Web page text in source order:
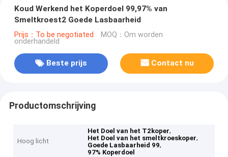
Koud Werkend het Koperdoel 99,97% van
Smeltkroest2 Goede Lasbaarheid
Prijs：To be negotiated MOQ：Om worden
onderhandeld
Beste prijs Contact nu
Productomschrijving
Hoog licht
Het Doel van het T2koper,
Het Doel van het smeltkroeskoper,
Goede Lasbaarheid 99,
97% Koperdoel